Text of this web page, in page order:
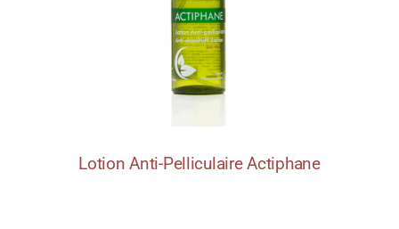
Lotion Anti-Pelliculaire Actiphane